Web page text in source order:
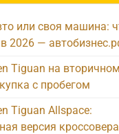
или своя машина:
2026 —
Tiguan на вторичном
с пробегом
Tiguan Allspace:
версия кроссовера